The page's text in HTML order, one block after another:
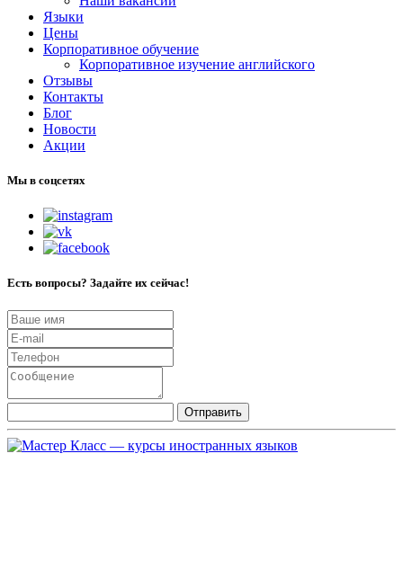
Языки
Цены
Корпоративное обучение
Корпоративное изучение английского
Отзывы
Контакты
Блог
Новости
Акции
Мы в соцсетях
Есть вопросы? Задайте их сейчас!
Отправить